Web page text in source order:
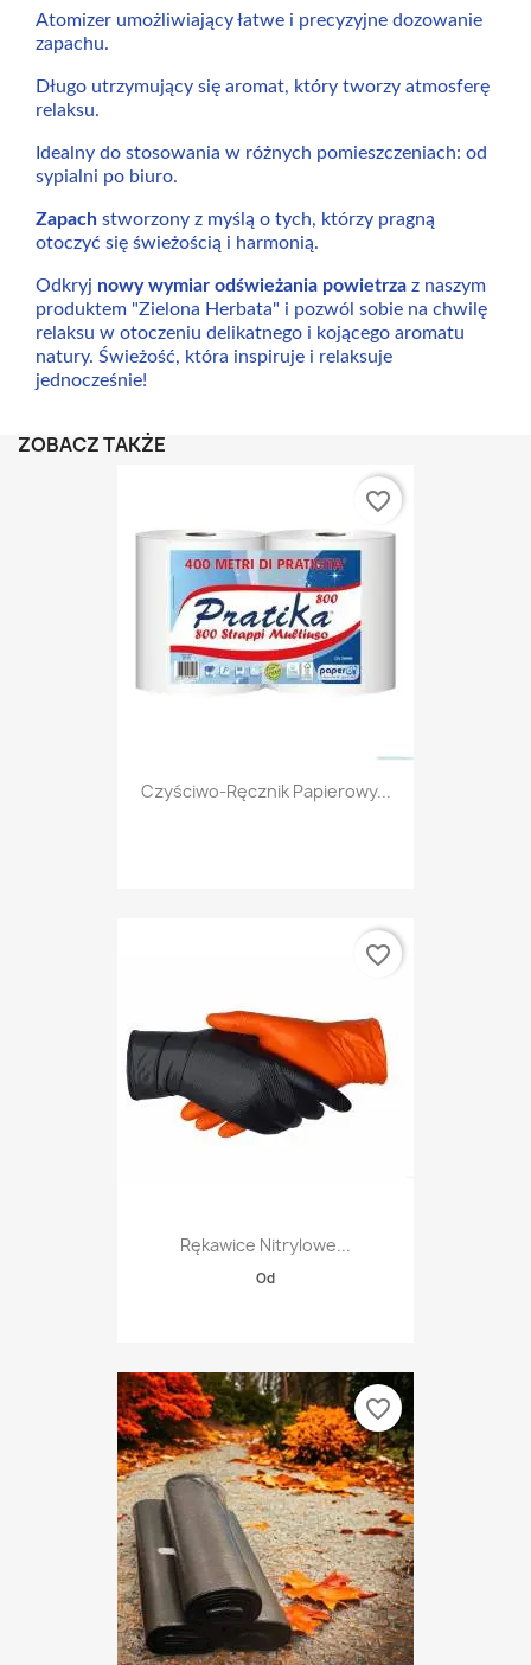
Atomizer umożliwiający łatwe i precyzyjne dozowanie
zapachu.
Długo utrzymujący się aromat, który tworzy atmosferę
relaksu.
Idealny do stosowania w różnych pomieszczeniach: od
sypialni po biuro.
Zapach stworzony z myślą o tych, którzy pragną
otoczyć się świeżością i harmonią.
Odkryj nowy wymiar odświeżania powietrza z naszym
produktem "Zielona Herbata" i pozwól sobie na chwilę
relaksu w otoczeniu delikatnego i kojącego aromatu
natury. Świeżość, która inspiruje i relaksuje
jednocześnie!
ZOBACZ TAKŻE
Czyściwo-Ręcznik Papierowy...
favorite_border
Rękawice Nitrylowe...
Od
favorite_border
favorite_border